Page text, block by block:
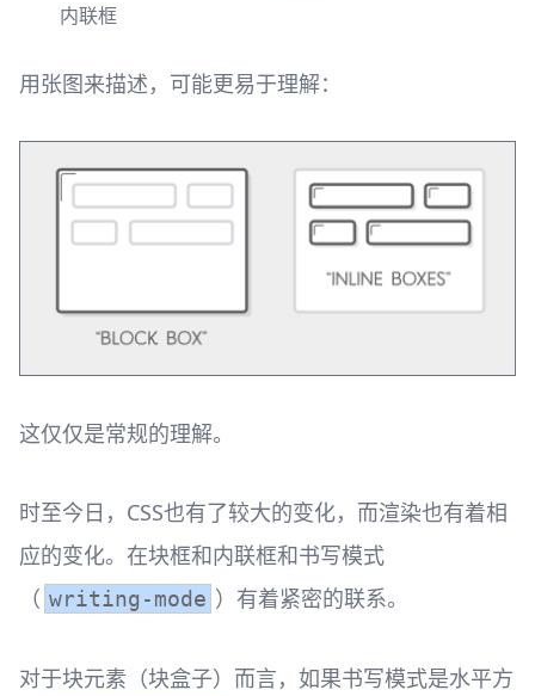
内联框
用张图来描述，可能更易于理解：
这仅仅是常规的理解。
时至今日，CSS也有了较大的变化，而渲染也有着相
应的变化。在块框和内联框和书写模式
（ writing-mode ）有着紧密的联系。
对于块元素（块盒子）而言，如果书写模式是水平方